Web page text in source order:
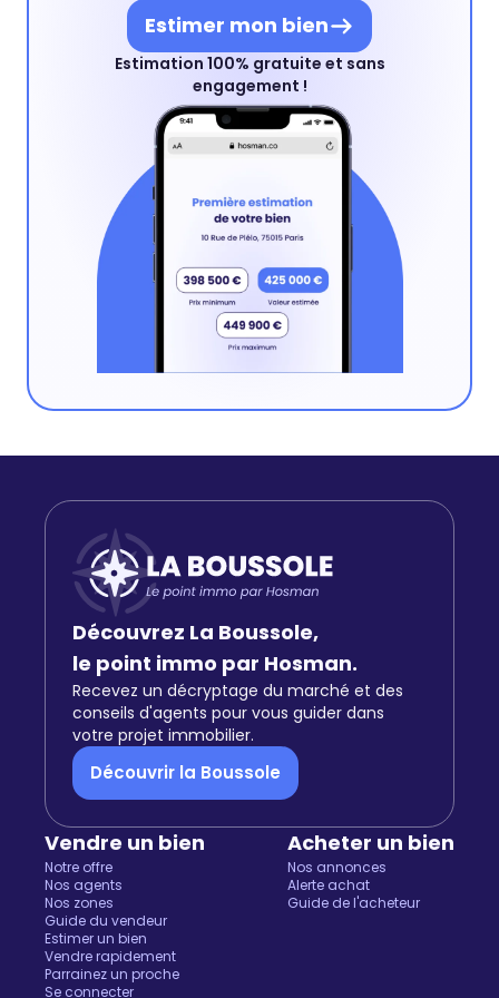
Salut c'est nous...
Estimer mon bien
Estimation 100% gratuite et sans
engagement !
Découvrez La Boussole,
le point immo par Hosman.
Recevez un décryptage du marché et des
conseils d'agents pour vous guider dans
votre projet immobilier.
Découvrir la Boussole
Vendre un bien
Notre offre
Nos agents
Nos zones
Guide du vendeur
Estimer un bien
Vendre rapidement
Parrainez un proche
Se connecter
Acheter un bien
Nos annonces
Alerte achat
Guide de l'acheteur